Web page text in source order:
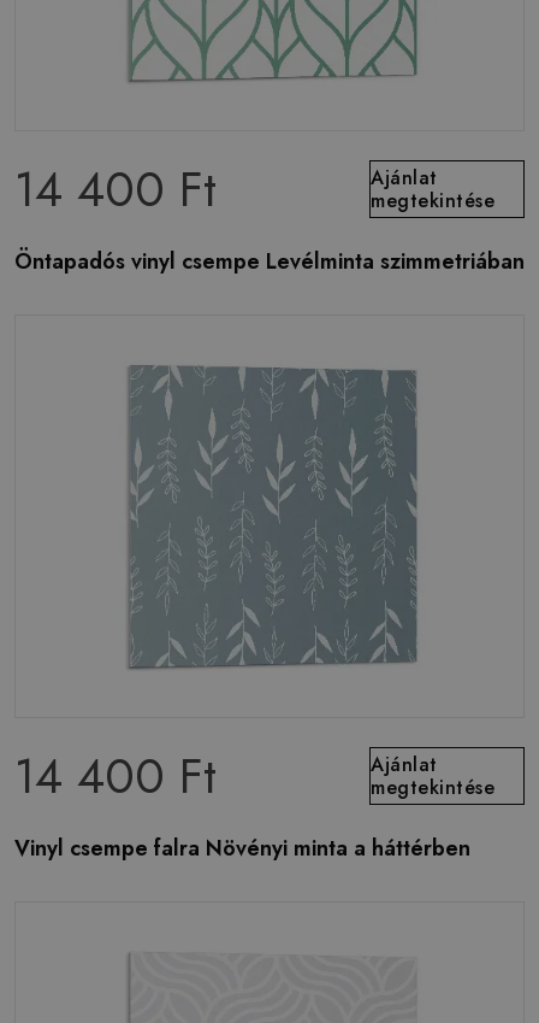
14 400 Ft
Ajánlat
megtekintése
Öntapadós vinyl csempe Levélminta szimmetriában
14 400 Ft
Ajánlat
megtekintése
Vinyl csempe falra Növényi minta a háttérben